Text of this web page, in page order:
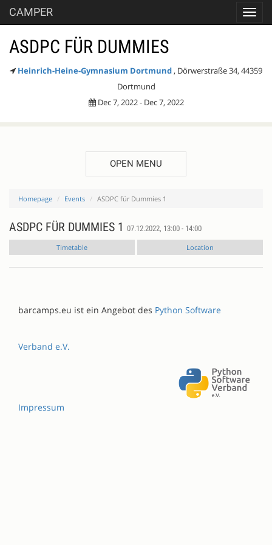
CAMPER
ASDPC FÜR DUMMIES
Heinrich-Heine-Gymnasium Dortmund , Dörwerstraße 34, 44359
Dortmund
Dec 7, 2022 - Dec 7, 2022
OPEN MENU
Homepage Events ASDPC für Dummies 1
ASDPC FÜR DUMMIES 1 07.12.2022, 13:00 - 14:00
Timetable Location
barcamps.eu ist ein Angebot des Python Software
Verband e.V.
Impressum